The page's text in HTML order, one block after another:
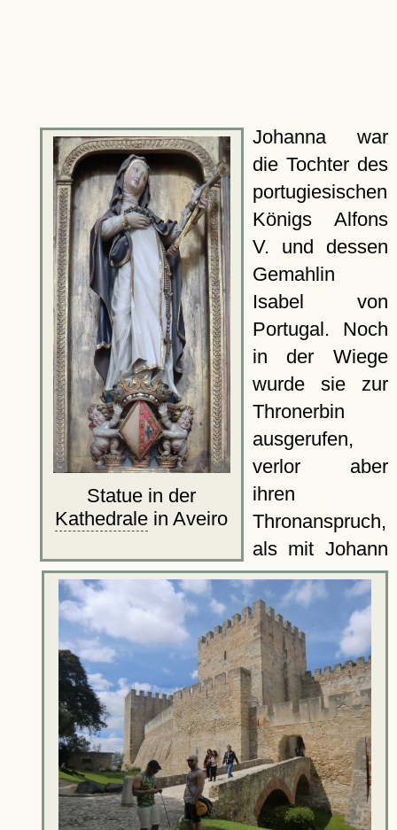
Statue in der
Kathedrale in Aveiro
Johanna war
die Tochter des
portugiesischen
Königs Alfons
V. und dessen
Gemahlin
Isabel von
Portugal. Noch
in der Wiege
wurde sie zur
Thronerbin
ausgerufen,
verlor aber
ihren
Thronanspruch,
als mit Johann